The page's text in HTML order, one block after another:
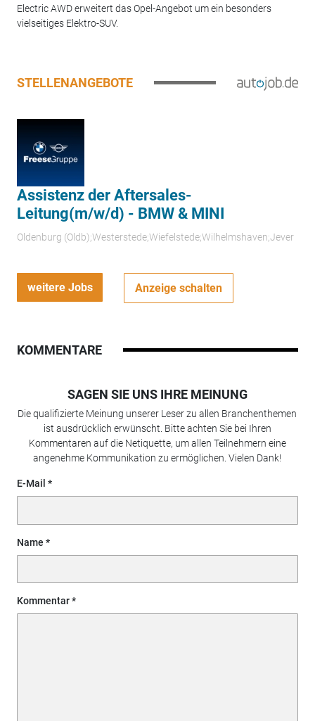
Electric AWD erweitert das Opel-Angebot um ein besonders
vielseitiges Elektro-SUV.
STELLENANGEBOTE
Assistenz der Aftersales-
Leitung(m/w/d) - BMW & MINI
Oldenburg (Oldb);Westerstede;Wiefelstede;Wilhelmshaven;Jever
weitere Jobs Anzeige schalten
KOMMENTARE
SAGEN SIE UNS IHRE MEINUNG
Die qualifizierte Meinung unserer Leser zu allen Branchenthemen
ist ausdrücklich erwünscht. Bitte achten Sie bei Ihren
Kommentaren auf die Netiquette, um allen Teilnehmern eine
angenehme Kommunikation zu ermöglichen. Vielen Dank!
E-Mail
Name
Kommentar